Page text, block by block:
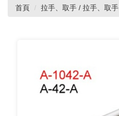
首頁 拉手、取手 / 拉手、取手